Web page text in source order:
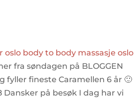
oslo body to body massasje oslo
fra søndagen på BLOGGEN
fyller fineste Caramellen 6 år 🙂
Dansker på besøk I dag har vi